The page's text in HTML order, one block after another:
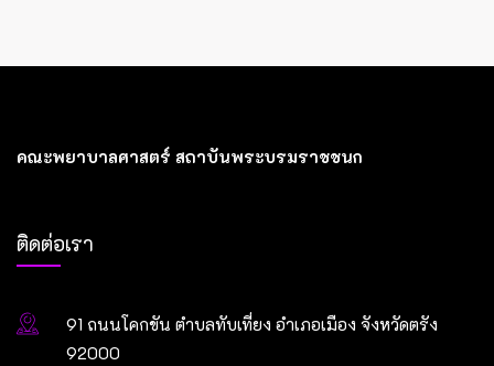
คณะพยาบาลศาสตร์ สถาบันพระบรมราชชนก
ติดต่อเรา
91 ถนนโคกขัน ตำบลทับเที่ยง อำเภอเมือง จังหวัดตรัง
92000